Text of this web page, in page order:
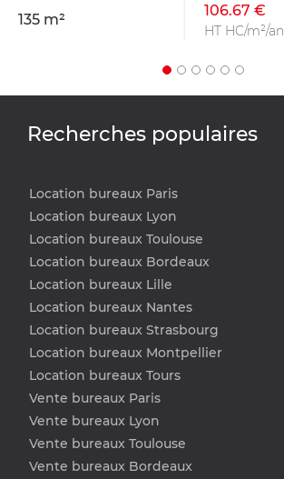
135 m²
106.67 €
HT HC/m²/an
Recherches populaires
Location bureaux Paris
Location bureaux Lyon
Location bureaux Toulouse
Location bureaux Bordeaux
Location bureaux Lille
Location bureaux Nantes
Location bureaux Strasbourg
Location bureaux Montpellier
Location bureaux Tours
Vente bureaux Paris
Vente bureaux Lyon
Vente bureaux Toulouse
Vente bureaux Bordeaux